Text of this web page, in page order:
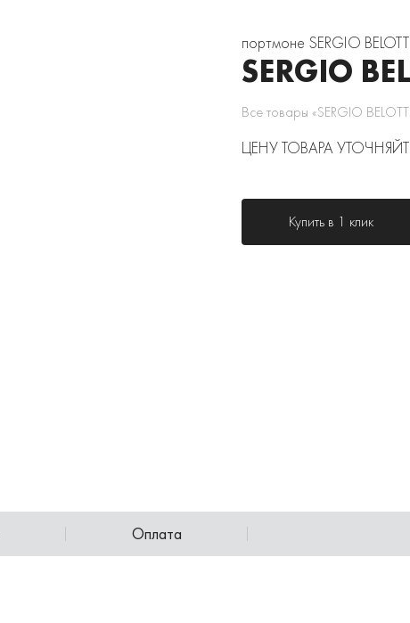
портмоне SERGIO
SERGIO
Все товары «SERGIO
ЦЕНУ ТОВАРА
Купить в 1 клик
Оплата